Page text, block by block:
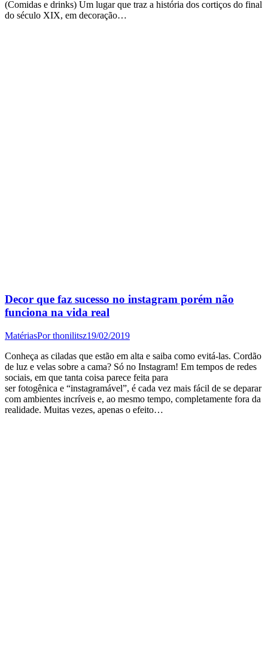
(Comidas e drinks) Um lugar que traz a história dos cortiços do final
do século XIX, em decoração…
Decor que faz sucesso no instagram porém não
funciona na vida real
MatériasPorthonilitsz19/02/2019
Conheça as ciladas que estão em alta e saiba como evitá-las. Cordão
de luz e velas sobre a cama? Só no Instagram! Em tempos de redes
sociais, em que tanta coisa parece feita para
ser fotogênica e “instagramável”, é cada vez mais fácil de se deparar
com ambientes incríveis e, ao mesmo tempo, completamente fora da
realidade. Muitas vezes, apenas o efeito…